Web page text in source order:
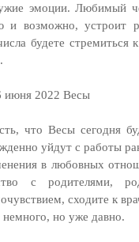
эмоции. Любимый
и возможно, устроит
будете стремиться
июня 2022 Весы
что Весы сегодня
уйдут с работы
в любовных
с родителями,
сходите к
немного, но уже давно.